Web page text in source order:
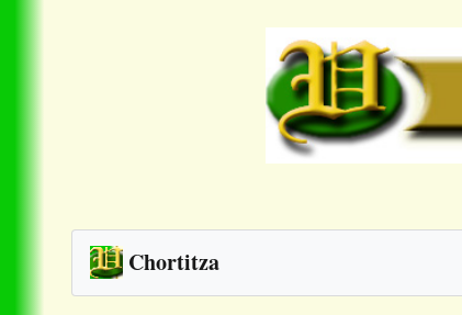
Chortitza